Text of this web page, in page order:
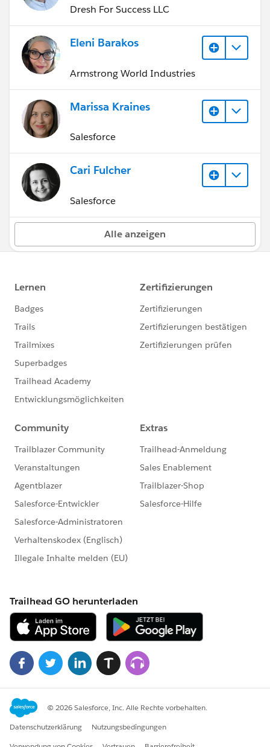
Dresh For Success LLC
Eleni Barakos
Armstrong World Industries
Marissa Kraines
Salesforce
Cari Fulcher
Salesforce
Alle anzeigen